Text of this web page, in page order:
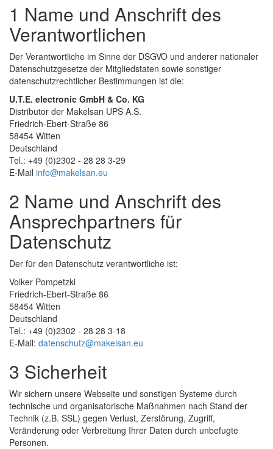
1 Name und Anschrift des
Verantwortlichen
Der Verantwortliche im Sinne der DSGVO und anderer nationaler
Datenschutzgesetze der Mitgliedstaten sowie sonstiger
datenschutzrechtlicher Bestimmungen ist die:
U.T.E. electronic GmbH & Co. KG
Distributor der Makelsan UPS A.S.
Friedrich-Ebert-Straße 86
58454 Witten
Deutschland
Tel.: +49 (0)2302 - 28 28 3-29
E-Mail info@makelsan.eu
2 Name und Anschrift des
Ansprechpartners für
Datenschutz
Der für den Datenschutz verantwortliche ist:
Volker Pompetzki
Friedrich-Ebert-Straße 86
58454 Witten
Deutschland
Tel.: +49 (0)2302 - 28 28 3-18
E-Mail: datenschutz@makelsan.eu
3 Sicherheit
Wir sichern unsere Webseite und sonstigen Systeme durch
technische und organisatorische Maßnahmen nach Stand der
Technik (z.B. SSL) gegen Verlust, Zerstörung, Zugriff,
Veränderung oder Verbreitung Ihrer Daten durch unbefugte
Personen.